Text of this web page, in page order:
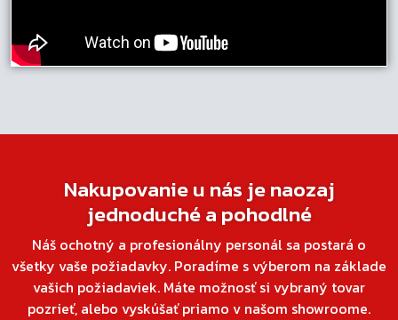
Nakupovanie u nás je naozaj
jednoduché a pohodlné
Náš ochotný a profesionálny personál sa postará o
všetky vaše požiadavky. Poradíme s výberom na základe
vašich požiadaviek. Máte možnosť si vybraný tovar
pozrieť, alebo vyskúšať priamo v našom showroome.